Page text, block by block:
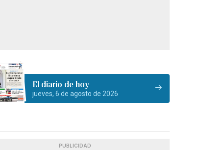
El diario de hoy
jueves, 6 de agosto de 2026
PUBLICIDAD